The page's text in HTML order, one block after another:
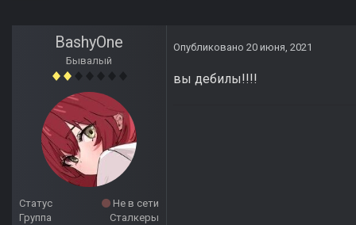
BashyOne
Бывалый
Статус
Не в сети
Группа
Сталкеры
Опубликовано 20 июня, 2021
вы дебилы!!!!